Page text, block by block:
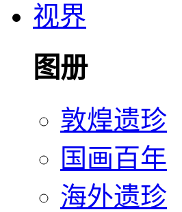
视界
图册
敦煌遗珍
国画百年
海外遗珍